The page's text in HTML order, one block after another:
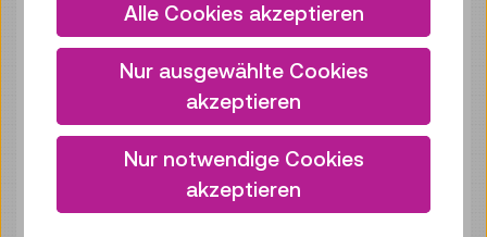
Mi 12.08. 17:00–17:40
Reservierung Kinderbereich
40 Plätze frei
Do 13.08. 10:30–11:10
Reservierung Kinderbereich
40 Plätze frei
Alle Cookies akzeptieren
Nur ausgewählte Cookies
akzeptieren
Nur notwendige Cookies
akzeptieren